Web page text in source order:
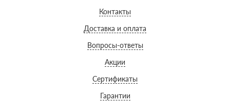
Контакты
Доставка и оплата
Вопросы-ответы
Акции
Сертификаты
Гарантии